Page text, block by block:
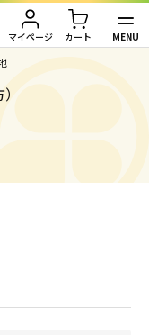
マイページ カート MENU